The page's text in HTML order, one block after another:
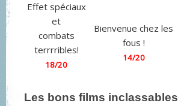
Effet spéciaux
et
combats
terrrribles!
18/20
Bienvenue chez les
fous !
14/20
Les bons films inclassables